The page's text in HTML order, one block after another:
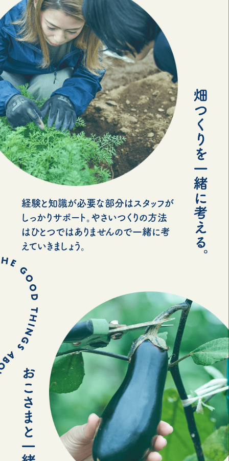
経験と知識が必要な部分はスタッフが
しっかりサポート。やさいつくりの方法
はひとつではありませんので一緒に考
えていきましょう。